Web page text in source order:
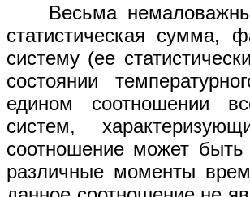
Весьма
статистическая сумма,
систему (ее
состоянии
едином соотношении
систем,
соотношение может быть
различные моменты